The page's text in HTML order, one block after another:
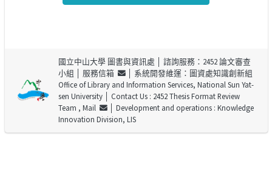
國立中山大學 圖書與資訊處 │ 諮詢服務：2452 論文審查
小組 │ 服務信箱
│ 系統開發維運：圖資處知識創新組
Office of Library and Information Services, National Sun Yat-
sen University│ Contact Us : 2452 Thesis Format Review
Team , Mail
│ Development and operations : Knowledge
Innovation Division, LIS